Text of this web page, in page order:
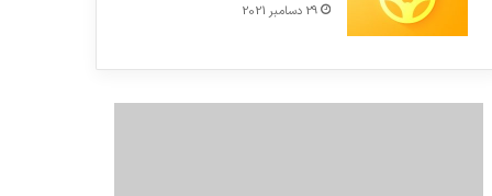
29 دسامبر 2021